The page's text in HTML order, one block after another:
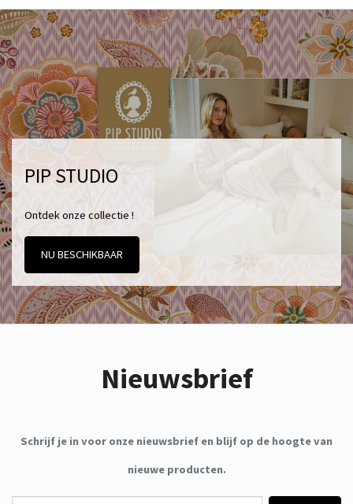
PIP STUDIO
Ontdek onze collectie !
NU BESCHIKBAAR
Nieuwsbrief
Schrijf je in voor onze nieuwsbrief en blijf op de hoogte van
nieuwe producten.